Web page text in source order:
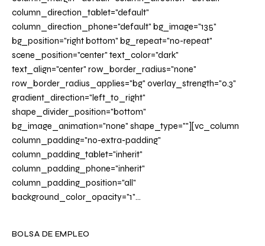
column_direction_tablet="default"
column_direction_phone="default" bg_image="135"
bg_position="right bottom" bg_repeat="no-repeat"
scene_position="center" text_color="dark"
text_align="center" row_border_radius="none"
row_border_radius_applies="bg" overlay_strength="0.3"
gradient_direction="left_to_right"
shape_divider_position="bottom"
bg_image_animation="none" shape_type=""][vc_column
column_padding="no-extra-padding"
column_padding_tablet="inherit"
column_padding_phone="inherit"
column_padding_position="all"
background_color_opacity="1"…
BOLSA DE EMPLEO